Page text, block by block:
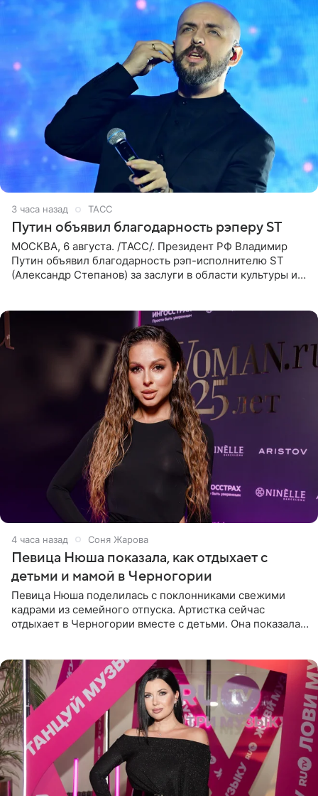
3 часа назад ТАСС
Путин объявил благодарность рэперу ST
МОСКВА, 6 августа. /ТАСС/. Президент РФ Владимир
Путин объявил благодарность рэп-исполнителю ST
(Александр Степанов) за заслуги в области культуры и
4 часа назад Соня Жарова
Певица Нюша показала, как отдыхает с
детьми и мамой в Черногории
Певица Нюша поделилась с поклонниками свежими
кадрами из семейного отпуска. Артистка сейчас
отдыхает в Черногории вместе с детьми. Она показала,